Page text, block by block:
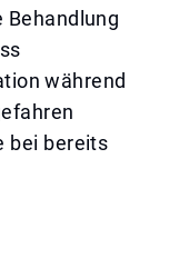
während
bei bereits